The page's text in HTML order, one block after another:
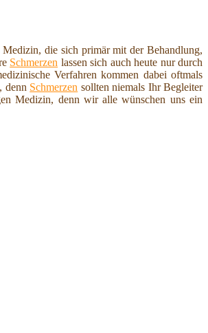
die sich primär mit der Behandlung,
Schmerzen lassen sich auch heute nur durch
Verfahren kommen dabei oftmals
denn Schmerzen sollten niemals Ihr Begleiter
Medizin, denn wir alle wünschen uns ein